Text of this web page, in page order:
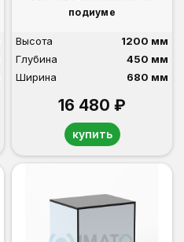
подиуме
Высота
1200 мм
Глубина
450 мм
Ширина
680 мм
16 480 ₽
купить